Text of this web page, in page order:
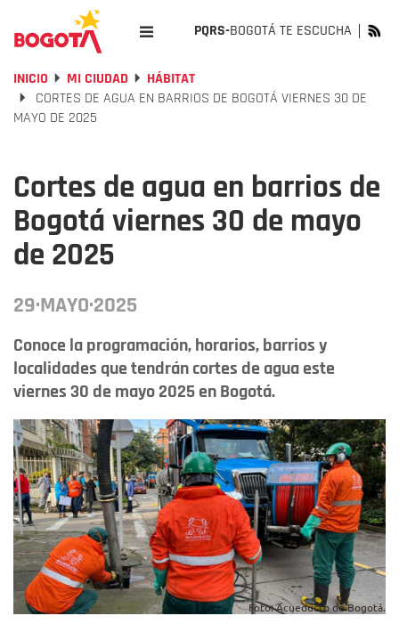
PQRS-BOGOTÁ TE ESCUCHA
INICIO MI CIUDAD
HÁBITAT
CORTES DE AGUA EN BARRIOS DE BOGOTÁ VIERNES 30 DE
MAYO DE 2025
Cortes de agua en barrios de
Bogotá viernes 30 de mayo
de 2025
29·MAYO·2025
Conoce la programación, horarios, barrios y
localidades que tendrán cortes de agua este
viernes 30 de mayo 2025 en Bogotá.
Foto: Acueducto de Bogotá.